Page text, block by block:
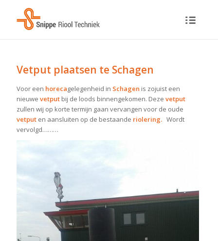
Vetput plaatsen te Schagen
Voor een horecagelegenheid in Schagen is zojuist een
nieuwe vetputbij de loods binnengekomen. Deze vetput
zullen wij op korte termijn gaan vervangen voor de oude
vetput en aansluiten op de bestaande riolering. Wordt
vervolgd………